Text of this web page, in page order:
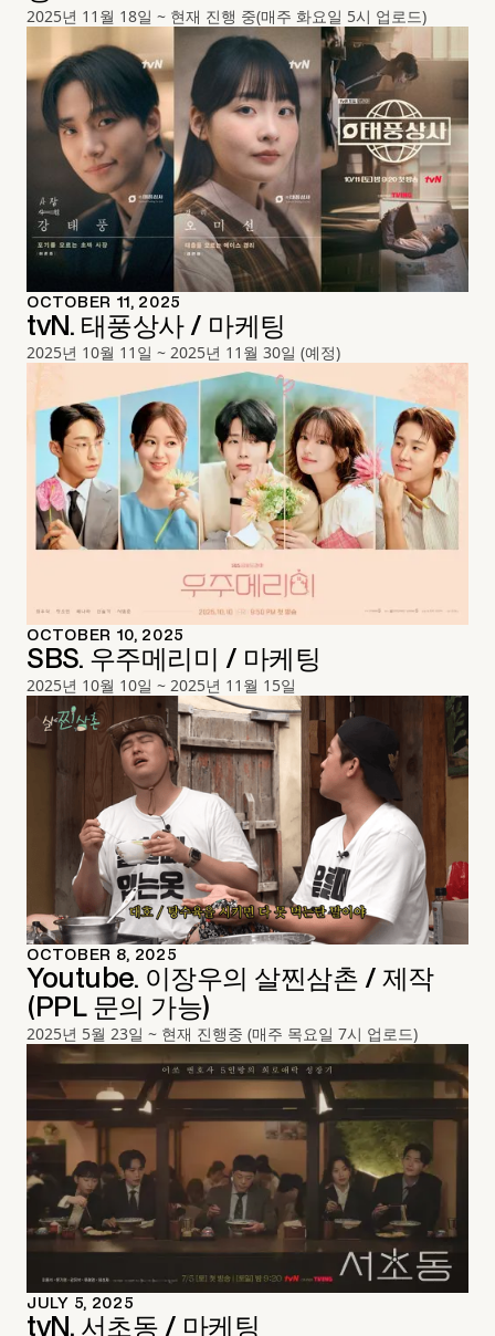
2025년 11월 18일 ~ 현재 진행 중(매주 화요일 5시 업로드)
OCTOBER 11, 2025
tvN. 태풍상사 / 마케팅
2025년 10월 11일 ~ 2025년 11월 30일 (예정)
OCTOBER 10, 2025
SBS. 우주메리미 / 마케팅
2025년 10월 10일 ~ 2025년 11월 15일
OCTOBER 8, 2025
Youtube. 이장우의 살찐삼촌 / 제작
(PPL 문의 가능)
2025년 5월 23일 ~ 현재 진행중 (매주 목요일 7시 업로드)
JULY 5, 2025
tvN. 서초동 / 마케팅